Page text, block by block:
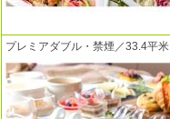
プレミアダブル・禁煙／33.4平米